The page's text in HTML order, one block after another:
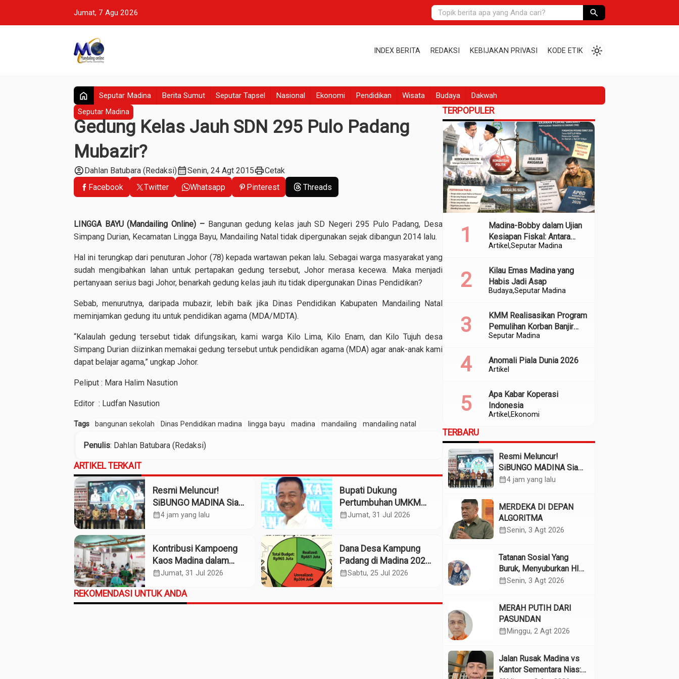
Jumat, 7 Agu 2026 search
INDEX BERITA REDAKSI KEBIJAKAN PRIVASI KODE ETIK light_mode
home Seputar Madina Berita Sumut Seputar Tapsel Nasional Ekonomi Pendidikan Wisata Budaya Dakwah
Seputar Madina
Gedung Kelas Jauh SDN 295 Pulo Padang
Mubazir?
account_circleDahlan Batubara (Redaksi)calendar_monthSenin, 24 Agt 2015printCetak
Facebook
Twitter Whatsapp Pinterest Threads
LINGGA BAYU (Mandailing Online) –Bangunan gedung kelas jauh SD Negeri 295 Pulo Padang, Desa
Simpang Durian, Kecamatan Lingga Bayu, Mandailing Natal tidak dipergunakan sejak dibangun 2014 lalu.
Hal ini terungkap dari penuturan Johor (78) kepada wartawan pekan lalu. Sebagai warga masyarakat yang
sudah mengibahkan lahan untuk pertapakan gedung tersebut, Johor merasa kecewa. Maka menjadi
pertanyaan serius bagi Johor, benarkah gedung kelas jauh itu tidak dipergunakan Dinas Pendidikan?
Sebab, menurutnya, daripada mubazir, lebih baik jika Dinas Pendidikan Kabupaten Mandailing Natal
meminjamkan gedung itu untuk pendidikan agama (MDA/MDTA).
“Kalaulah gedung tersebut tidak difungsikan, kami warga Kilo Lima, Kilo Enam, dan Kilo Tujuh desa
Simpang Durian diizinkan memakai gedung tersebut untuk pendidikan agama (MDA) agar anak-anak kami
dapat belajar agama,” ungkap Johor.
Peliput : Mara Halim Nasution
Editor : Ludfan Nasution
Tags bangunan sekolah Dinas Pendidikan madina lingga bayu madina mandailing mandailing natal
Penulis: Dahlan Batubara (Redaksi)
ARTIKEL TERKAIT
Resmi Meluncur!
SiBUNGO MADINA Siap
Optimalkan Pendapatan
calendar_month4 jam yang lalu
Bupati Dukung
Pertumbuhan UMKM
Termasuk Kampoeng
calendar_monthJumat, 31 Jul 2026
Kontribusi Kampoeng
Kaos Madina dalam
Industri Budaya dan
calendar_monthJumat, 31 Jul 2026
Dana Desa Kampung
Padang di Madina 2025:
Pagu Rp965 Juta,
calendar_monthSabtu, 25 Jul 2026
REKOMENDASI UNTUK ANDA
TERPOPULER
Artikel Seputar Madina
Madina-Bobby dalam Ujian
Kesiapan Fiskal: Antara
Kedekatan Politik dan
BudayaSeputar Madina
Kilau Emas Madina yang
Habis Jadi Asap
Seputar Madina
KMM Realisasikan Program
Pemulihan Korban Banjir
dan Longsor di Kabupaten
Artikel
Anomali Piala Dunia 2026
Artikel Ekonomi
Apa Kabar Koperasi
Indonesia
TERBARU
Resmi Meluncur!
SiBUNGO MADINA Siap
Optimalkan Pendapatan
calendar_month4 jam yang lalu
MERDEKA DI DEPAN
ALGORITMA
calendar_monthSenin, 3 Agt 2026
Tatanan Sosial Yang
Buruk, Menyuburkan HIV
Pada Remaja
calendar_monthSenin, 3 Agt 2026
MERAH PUTIH DARI
PASUNDAN
calendar_month Minggu, 2 Agt 2026
Jalan Rusak Madina vs
Kantor Sementara Nias: